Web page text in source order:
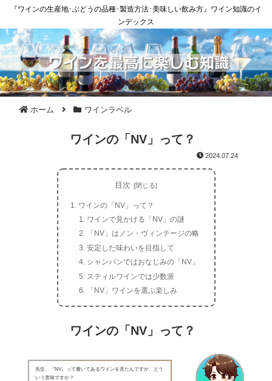
『ワインの生産地･ぶどうの品種･製造方法･美味しい飲み方』ワイン知識のイ
ンデックス
ホーム ワインラベル
ワインの「NV」って？
2024.07.24
目次
ワインの「NV」って？
ワインで見かける「NV」の謎
「NV」はノン・ヴィンテージの略
安定した味わいを目指して
シャンパンではおなじみの「NV」
スティルワインでは少数派
「NV」ワインを選ぶ楽しみ
ワインの「NV」って？
先生、『NV』って書いてあるワインを見たんですが、どう
いう意味ですか？